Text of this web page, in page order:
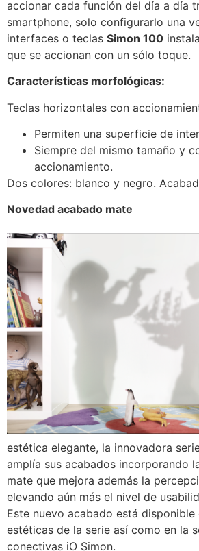
accionar cada función del día a día
smartphone, solo configurarlo una
interfaces o teclas Simon 100
que se accionan con un sólo toque.
Características morfológicas:
Teclas horizontales con
Permiten una superficie de
Siempre del mismo tamaño y
accionamiento.
Dos colores: blanco y negro.
Novedad acabado mate
estética elegante, la innovadora
amplía sus acabados incorporando
mate que mejora además la
elevando aún más el nivel de
Este nuevo acabado está disponible
estéticas de la serie así como en la
conectivas iO Simon.